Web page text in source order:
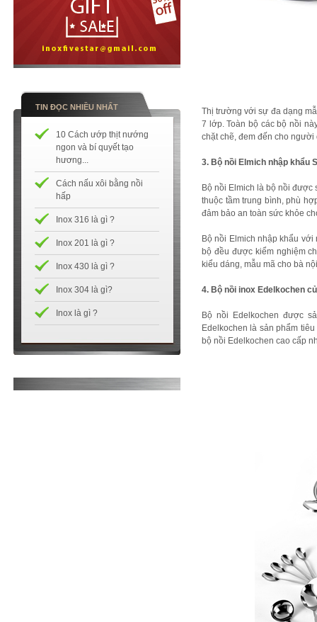
TIN ĐỌC NHIỀU NHẤT
10 Cách ướp thịt nướng
ngon và bí quyết tạo
hương...
Cách nấu xôi bằng nồi
hấp
Inox 316 là gì ?
Inox 201 là gì ?
Inox 430 là gì ?
Inox 304 là gì?
Inox là gì ?
Thị trường với sự đa dạng
7 lớp. Toàn bộ các bộ nồi
chặt chẽ, đem đến cho
3. Bộ nồi Elmich nhập khẩu
Bộ nồi Elmich là bộ nồi được
thuộc tầm trung bình, phù
đảm bảo an toàn sức khỏe
Bộ nồi Elmich nhập khẩu
bộ đều được kiểm nghiệm
kiểu dáng, mẫu mã cho bà
4. Bộ nồi inox Edelkochen
Bộ nồi Edelkochen được
Edelkochen là sản phẩm
bộ nồi Edelkochen cao cấp